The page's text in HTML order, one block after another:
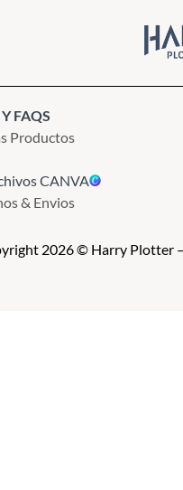
FAQS
Productos
CANVA
& Envios
2026 © Harry Plotter –